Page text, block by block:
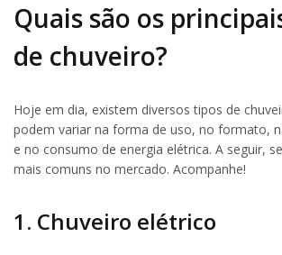
Quais são os
de chuveiro?
Hoje em dia, existem diversos tipos de
podem variar na forma de uso, no formato,
e no consumo de energia elétrica. A seguir,
mais comuns no mercado. Acompanhe!
1. Chuveiro elétrico